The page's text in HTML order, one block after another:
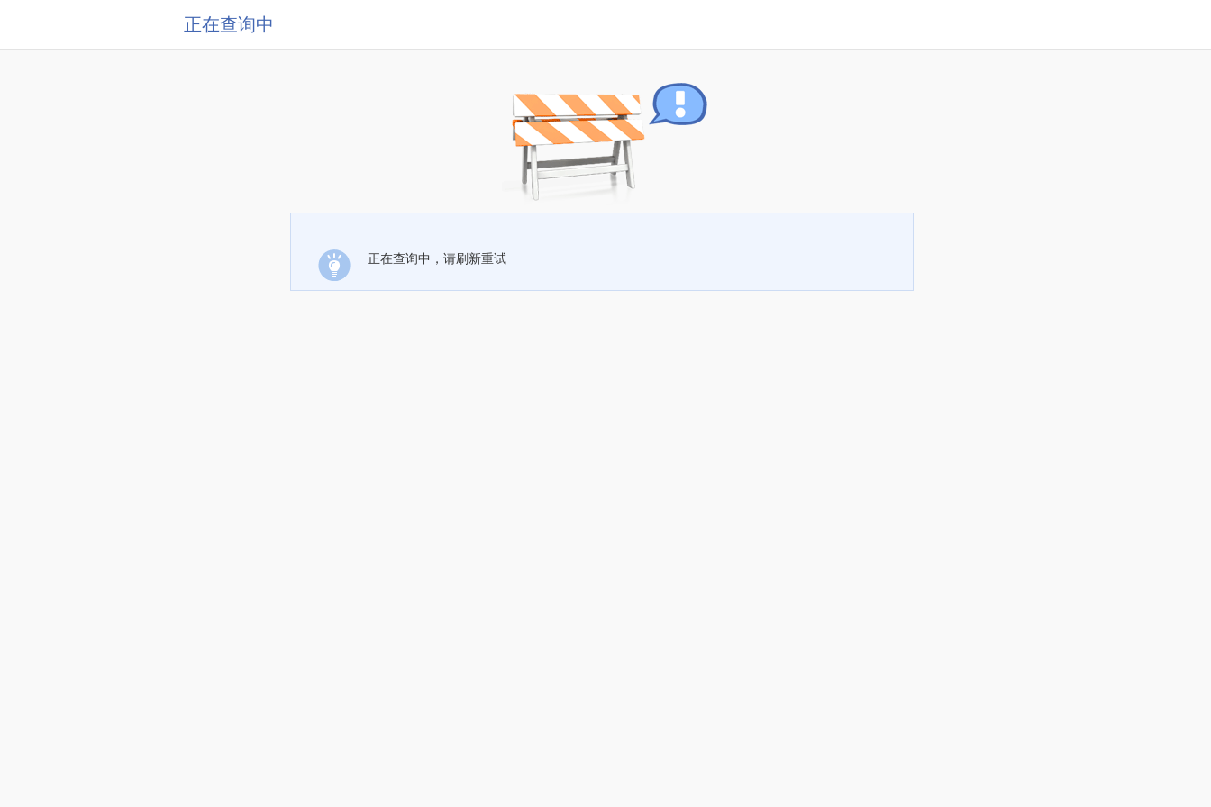
正在查询中
正在查询中，请刷新重试